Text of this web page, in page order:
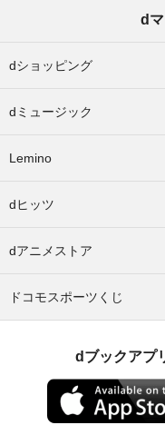
d
dショッピング
dミュージック
Lemino
dヒッツ
dアニメストア
ドコモスポーツくじ
dブックアプ